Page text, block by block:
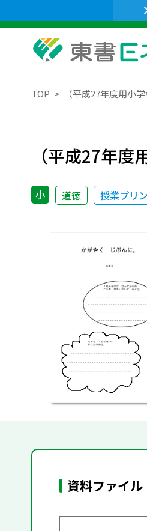
TOP （平成27年度用小
（平成27年
小 道徳 授業プリ
資料ファイル